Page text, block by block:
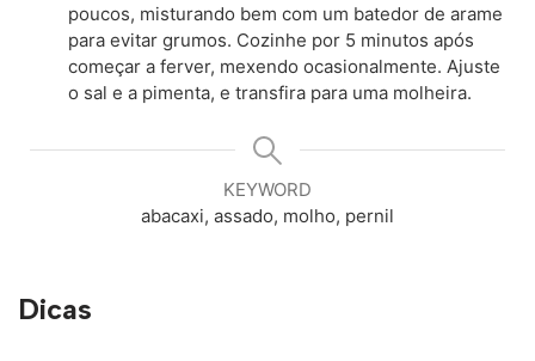
poucos, misturando bem com um batedor de arame
para evitar grumos. Cozinhe por 5 minutos após
começar a ferver, mexendo ocasionalmente. Ajuste
o sal e a pimenta, e transfira para uma molheira.
KEYWORD
abacaxi, assado, molho, pernil
Dicas